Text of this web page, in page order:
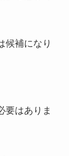
候補になり
要はありま